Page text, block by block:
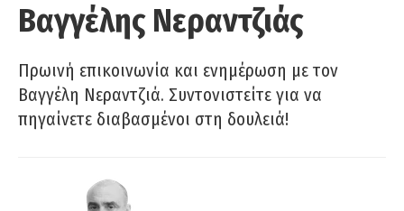
Βαγγέλης Νεραντζιάς
Πρωινή επικοινωνία και ενημέρωση με τον
Βαγγέλη Νεραντζιά. Συντονιστείτε για να
πηγαίνετε διαβασμένοι στη δουλειά!